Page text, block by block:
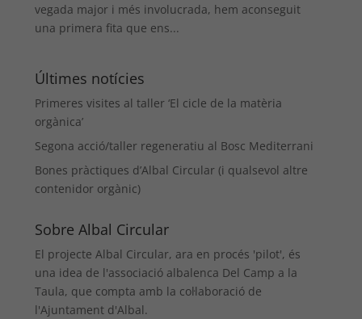
vegada major i més involucrada, hem aconseguit
una primera fita que ens...
Últimes notícies
Primeres visites al taller ‘El cicle de la matèria
orgànica’
Segona acció/taller regeneratiu al Bosc Mediterrani
Bones pràctiques d’Albal Circular (i qualsevol altre
contenidor orgànic)
Sobre Albal Circular
El projecte Albal Circular, ara en procés 'pilot', és
una idea de l'associació albalenca Del Camp a la
Taula, que compta amb la col·laboració de
l'Ajuntament d'Albal.